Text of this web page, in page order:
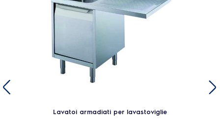
Lavatoi armadiati per lavastoviglie